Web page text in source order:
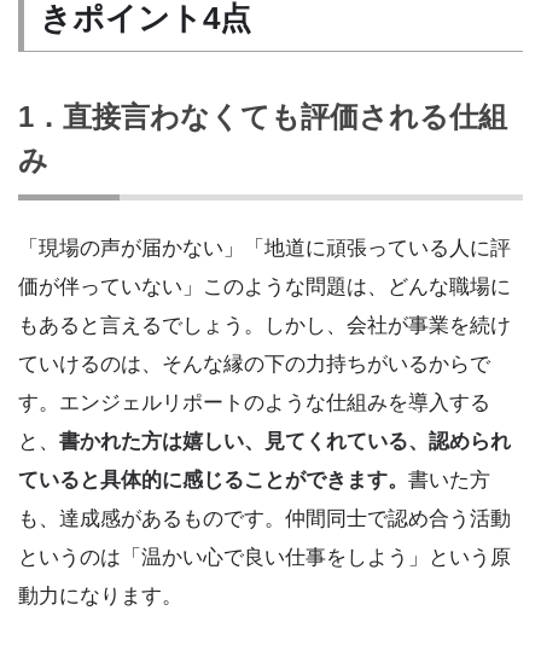
きポイント4点
1．直接言わなくても評価される仕組
み
「現場の声が届かない」「地道に頑張っている人に評
価が伴っていない」このような問題は、どんな職場に
もあると言えるでしょう。しかし、会社が事業を続け
ていけるのは、そんな縁の下の力持ちがいるからで
す。エンジェルリポートのような仕組みを導入する
と、 書かれた方は嬉しい、見てくれている、認められ
ていると具体的に感じることができます。 書いた方
も、達成感があるものです。仲間同士で認め合う活動
というのは「温かい心で良い仕事をしよう」という原
動力になります。